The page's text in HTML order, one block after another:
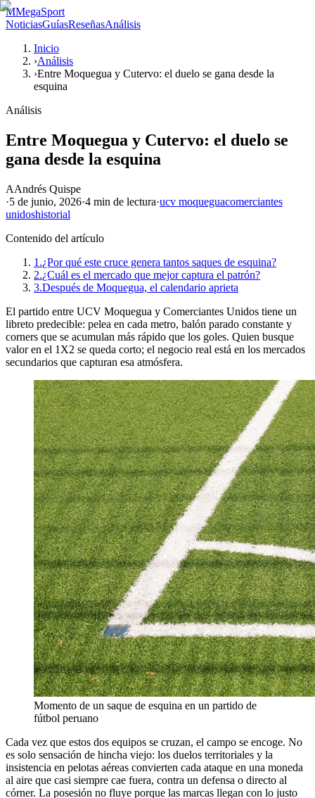
MMegaSport
NoticiasGuíasReseñasAnálisis
Inicio
›Análisis
›Entre Moquegua y Cutervo: el duelo se gana desde la
esquina
Análisis
Entre Moquegua y Cutervo: el duelo se
gana desde la esquina
AAndrés Quispe
·5 de junio, 2026·4 min de lectura·ucv moqueguacomerciantes
unidoshistorial
Contenido del artículo
1.¿Por qué este cruce genera tantos saques de esquina?
2.¿Cuál es el mercado que mejor captura el patrón?
3.Después de Moquegua, el calendario aprieta
El partido entre UCV Moquegua y Comerciantes Unidos tiene un
libreto predecible: pelea en cada metro, balón parado constante y
corners que se acumulan más rápido que los goles. Quien busque
valor en el 1X2 se queda corto; el negocio real está en los mercados
secundarios que capturan esa atmósfera.
Momento de un saque de esquina en un partido de
fútbol peruano
Cada vez que estos dos equipos se cruzan, el campo se encoge. No
es solo sensación de hincha viejo: los duelos territoriales y la
insistencia en pelotas aéreas convierten cada ataque en una moneda
al aire que casi siempre cae fuera, contra un defensa o directo al
córner. La posesión no fluye porque las marcas llegan con lo justo